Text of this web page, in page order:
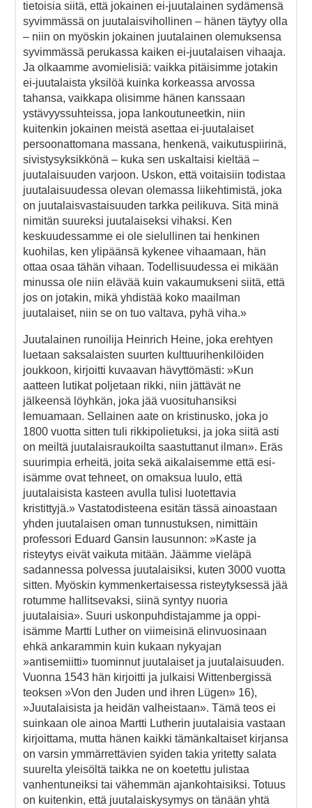
tietoisia siitä, että jokainen ei-juutalainen sydämensä
syvimmässä on juutalaisvihollinen – hänen täytyy olla
– niin on myöskin jokainen juutalainen olemuksensa
syvimmässä perukassa kaiken ei-juutalaisen vihaaja.
Ja olkaamme avomielisiä: vaikka pitäisimme jotakin
ei-juutalaista yksilöä kuinka korkeassa arvossa
tahansa, vaikkapa olisimme hänen kanssaan
ystävyyssuhteissa, jopa lankoutuneetkin, niin
kuitenkin jokainen meistä asettaa ei-juutalaiset
persoonattomana massana, henkenä, vaikutuspiirinä,
sivistysyksikkönä – kuka sen uskaltaisi kieltää –
juutalaisuuden varjoon. Uskon, että voitaisiin todistaa
juutalaisuudessa olevan olemassa liikehtimistä, joka
on juutalaisvastaisuuden tarkka peilikuva. Sitä minä
nimitän suureksi juutalaiseksi vihaksi. Ken
keskuudessamme ei ole sielullinen tai henkinen
kuohilas, ken ylipäänsä kykenee vihaamaan, hän
ottaa osaa tähän vihaan. Todellisuudessa ei mikään
minussa ole niin elävää kuin vakaumukseni siitä, että
jos on jotakin, mikä yhdistää koko maailman
juutalaiset, niin se on tuo valtava, pyhä viha.»
Juutalainen runoilija Heinrich Heine, joka erehtyen
luetaan saksalaisten suurten kulttuurihenkilöiden
joukkoon, kirjoitti kuvaavan hävyttömästi: »Kun
aatteen lutikat poljetaan rikki, niin jättävät ne
jälkeensä löyhkän, joka jää vuosituhansiksi
lemuamaan. Sellainen aate on kristinusko, joka jo
1800 vuotta sitten tuli rikkipolietuksi, ja joka siitä asti
on meiltä juutalaisraukoilta saastuttanut ilman». Eräs
suurimpia erheitä, joita sekä aikalaisemme että esi-
isämme ovat tehneet, on omaksua luulo, että
juutalaisista kasteen avulla tulisi luotettavia
kristittyjä.» Vastatodisteena esitän tässä ainoastaan
yhden juutalaisen oman tunnustuksen, nimittäin
professori Eduard Gansin lausunnon: »Kaste ja
risteytys eivät vaikuta mitään. Jäämme vieläpä
sadannessa polvessa juutalaisiksi, kuten 3000 vuotta
sitten. Myöskin kymmenkertaisessa risteytyksessä jää
rotumme hallitsevaksi, siinä syntyy nuoria
juutalaisia». Suuri uskonpuhdistajamme ja oppi-
isämme Martti Luther on viimeisinä elinvuosinaan
ehkä ankarammin kuin kukaan nykyajan
»antisemiitti» tuominnut juutalaiset ja juutalaisuuden.
Vuonna 1543 hän kirjoitti ja julkaisi Wittenbergissä
teoksen »Von den Juden und ihren Lügen» 16),
»Juutalaisista ja heidän valheistaan». Tämä teos ei
suinkaan ole ainoa Martti Lutherin juutalaisia vastaan
kirjoittama, mutta hänen kaikki tämänkaltaiset kirjansa
on varsin ymmärrettävien syiden takia yritetty salata
suurelta yleisöltä taikka ne on koetettu julistaa
vanhentuneiksi tai vähemmän ajankohtaisiksi. Totuus
on kuitenkin, että juutalaiskysymys on tänään yhtä